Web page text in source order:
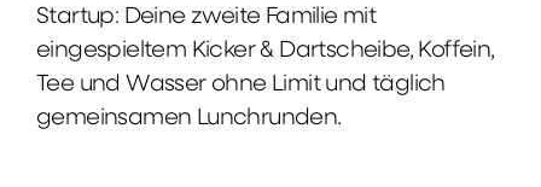
Startup: Deine zweite Familie mit
eingespieltem Kicker & Dartscheibe, Koffein,
Tee und Wasser ohne Limit und täglich
gemeinsamen Lunchrunden.